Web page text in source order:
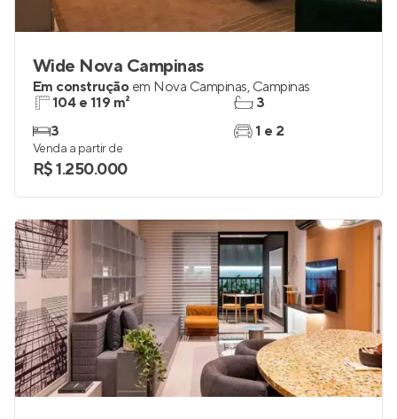
Wide Nova Campinas
Em construção em Nova Campinas, Campinas
104 e 119 m²
3
3
1 e 2
Venda a partir de
R$ 1.250.000